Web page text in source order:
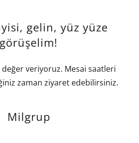
gelin, yüz yüze
görüşelim!
veriyoruz. Mesai saatleri
zaman ziyaret edebilirsiniz.
Milgrup